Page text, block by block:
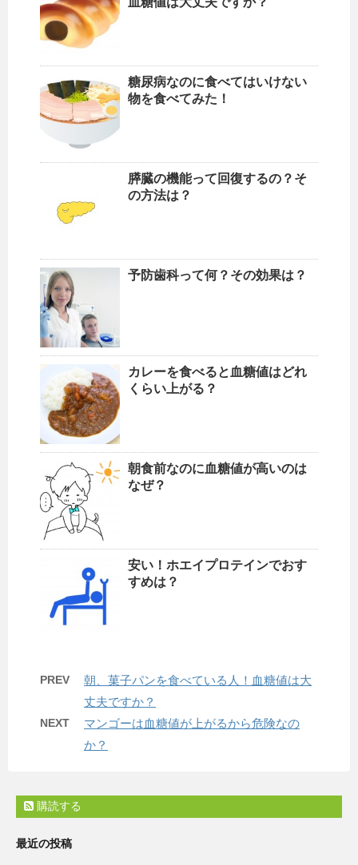
糖尿病なのに食べてはいけない
物を食べてみた！
膵臓の機能って回復するの？そ
の方法は？
予防歯科って何？その効果は？
カレーを食べると血糖値はどれ
くらい上がる？
朝食前なのに血糖値が高いのは
なぜ？
安い！ホエイプロテインでおす
すめは？
PREV
朝、菓子パンを食べている人！血糖値は大
丈夫ですか？
NEXT
マンゴーは血糖値が上がるから危険なの
か？
購読する
最近の投稿